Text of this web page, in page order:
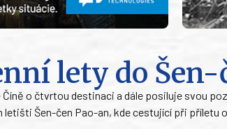
lety do Šen-
o čtvrtou destinaci a dále posiluje svou
letišti Šen-čen Pao-an, kde cestující při příletu